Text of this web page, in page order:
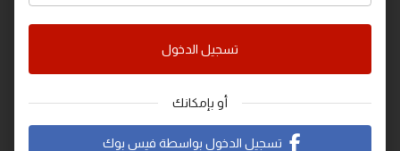
تسجيل الدخول
أو بإمكانك
تسجيل الدخول بواسطة فيس بوك